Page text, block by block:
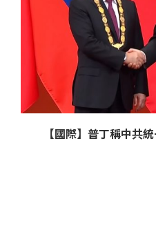
【國際】普丁稱中共